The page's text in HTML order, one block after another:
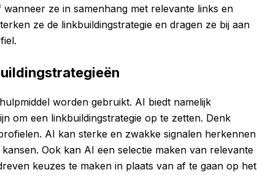
ze in samenhang met relevante links en
ze de linkbuildingstrategie en dragen ze bij aan
worden gebruikt. AI biedt namelijk
om een linkbuildingstrategie op te zetten. Denk
AI kan sterke en zwakke signalen herkennen
Ook kan AI een selectie maken van relevante
keuzes te maken in plaats van af te gaan op het